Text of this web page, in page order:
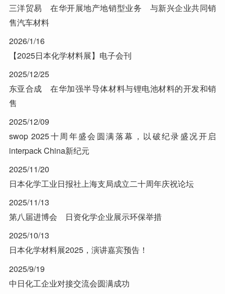
三洋贸易 在华开展地产地销型业务 与新兴企业共同销
售汽车材料
2026/1/16
【2025日本化学材料展】电子会刊
2025/12/25
东亚合成 在华加强半导体材料与锂电池材料的开发和销
售
2025/12/09
swop 2025十周年盛会圆满落幕，以破纪录盛况开启
interpack China新纪元
2025/11/20
日本化学工业日报社上海支局成立二十周年庆祝论坛
2025/11/13
第八届进博会 日资化学企业展示环保举措
2025/10/13
日本化学材料展2025，演讲嘉宾预告！
2025/9/19
中日化工企业对接交流会圆满成功